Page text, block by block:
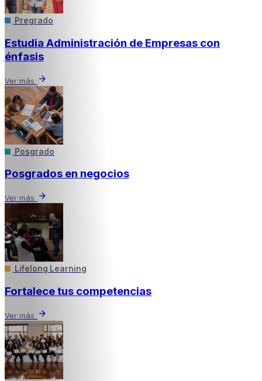
Pregrado
Estudia Administración de Empresas con
énfasis
Ver más arrow_forward
Posgrado
Posgrados en negocios
Ver más arrow_forward
Lifelong Learning
Fortalece tus competencias
Ver más arrow_forward